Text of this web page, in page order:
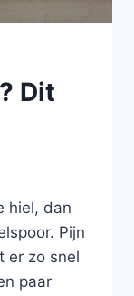
Dit
hiel, dan
Pijn
er zo snel
paar